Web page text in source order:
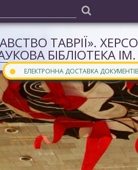
ТАВРІЇ».
БІБЛІОТЕКА
● ЕЛЕКТРОННА ДОСТАВКА ДОКУМЕНТІВ